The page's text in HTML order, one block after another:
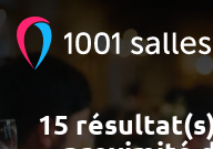
15